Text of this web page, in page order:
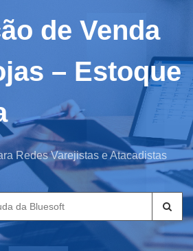
de Venda
– Estoque
Redes Varejistas e Atacadistas